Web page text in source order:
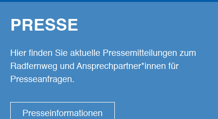
PRESSE
Hier finden Sie aktuelle Pressemitteilungen zum
Radfernweg und Ansprechpartner*innen für
Presseanfragen.
Presseinformationen